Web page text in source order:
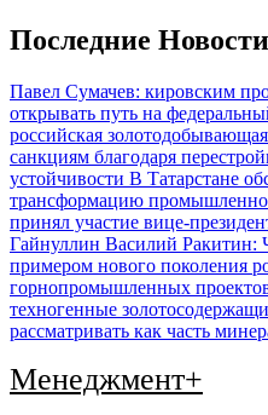
Перейти
к
Последние Новости
Павел Сумачев: кировским
открывать путь на
российская
санкциям благодаря
устойчивости В Татарстане
трансформацию
принял участие вице-
Гайнуллин Василий Ракитин:
примером нового поколения
горнопромышленных
техногенные
рассматривать как часть
Менеджмент+